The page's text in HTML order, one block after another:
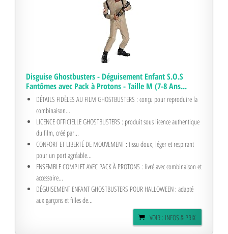
Disguise Ghostbusters - Déguisement Enfant S.O.S
Fantômes avec Pack à Protons - Taille M (7-8 Ans...
DÉTAILS FIDÈLES AU FILM GHOSTBUSTERS : conçu pour reproduire la
combinaison...
LICENCE OFFICIELLE GHOSTBUSTERS : produit sous licence authentique
du film, créé par...
CONFORT ET LIBERTÉ DE MOUVEMENT : tissu doux, léger et respirant
pour un port agréable...
ENSEMBLE COMPLET AVEC PACK À PROTONS : livré avec combinaison et
accessoire...
DÉGUISEMENT ENFANT GHOSTBUSTERS POUR HALLOWEEN : adapté
aux garçons et filles de...
VOIR : INFOS & PRIX